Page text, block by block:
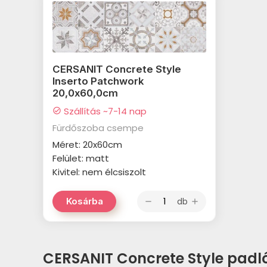
CERSANIT Concrete Style
Inserto Patchwork
20,0x60,0cm
check_circle Szállítás ~7-14 nap
Fürdőszoba csempe
Méret: 20x60cm
Felület: matt
Kivitel: nem élcsiszolt
Kosárba remove db add
CERSANIT Concrete Style